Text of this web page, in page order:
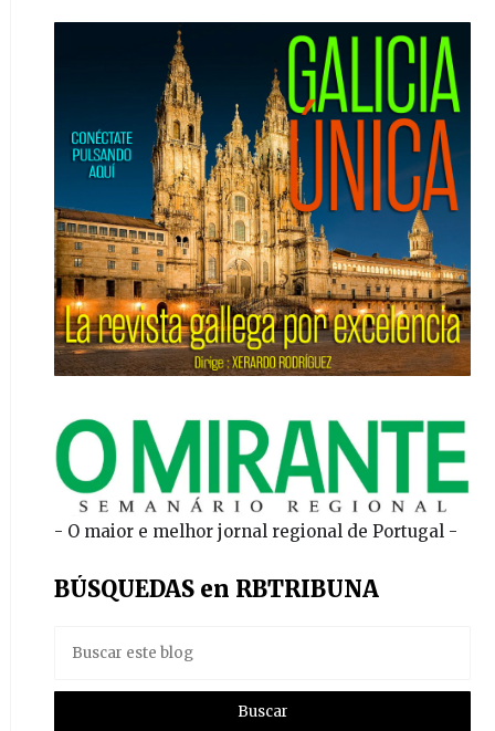
- O maior e melhor jornal regional de Portugal -
BÚSQUEDAS en RBTRIBUNA